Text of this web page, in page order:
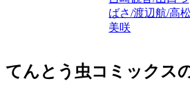
ばさ/渡辺航/高
美咲
てんとう虫コミックス